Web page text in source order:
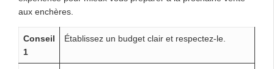
aux enchères.
Conseil
1
Établissez un budget clair et respectez-le.